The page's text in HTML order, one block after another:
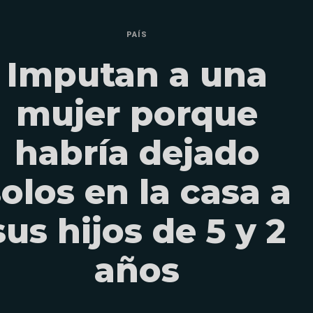
PAÍS
Imputan a una
mujer porque
habría dejado
en la casa a
hijos de 5 y 2
años